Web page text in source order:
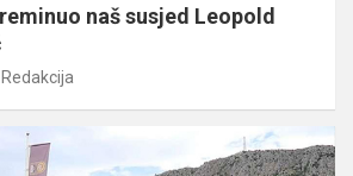
naš susjed Leopold
Redakcija